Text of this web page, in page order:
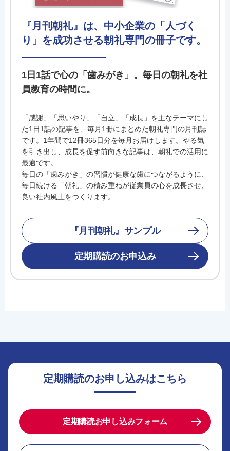
『月刊朝礼』は、中小企業の「人づく
り」を成功させる朝礼専門の冊子です。
1日1話で心の「歯みがき」。毎日の朝礼を社
員教育の時間に。
「感謝」「思いやり」「自立」「成長」を主なテーマにし
た1日1話の記事を、毎月1冊にまとめた朝礼専門の月刊誌
です。1年間で12冊365日分を毎月お届けします。やる気
を引き出し、成長を促す前向きな記事は、朝礼での活用に
最適です。
毎日の「歯みがき」の習慣が健康な歯につながるように、
毎日続ける「朝礼」の積み重ねが従業員の心を成長させ、
良い社内風土をつくります。
『月刊朝礼』サンプル
定期購読のお申込み
定期購読のお申し込みはこちら
定期購読お申し込みフォーム